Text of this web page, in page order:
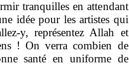
tranquilles en attendant
idée pour les artistes qui
y, représentez Allah et
! On verra combien de
santé en uniforme de